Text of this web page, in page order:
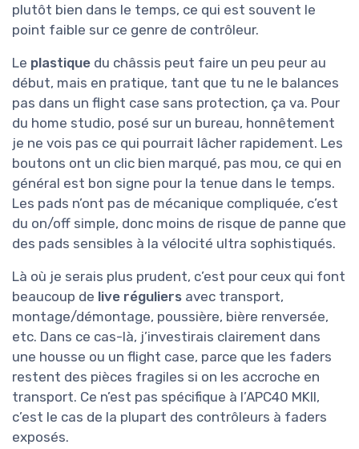
plutôt bien dans le temps, ce qui est souvent le
point faible sur ce genre de contrôleur.
Le plastique du châssis peut faire un peu peur au
début, mais en pratique, tant que tu ne le balances
pas dans un flight case sans protection, ça va. Pour
du home studio, posé sur un bureau, honnêtement
je ne vois pas ce qui pourrait lâcher rapidement. Les
boutons ont un clic bien marqué, pas mou, ce qui en
général est bon signe pour la tenue dans le temps.
Les pads n’ont pas de mécanique compliquée, c’est
du on/off simple, donc moins de risque de panne que
des pads sensibles à la vélocité ultra sophistiqués.
Là où je serais plus prudent, c’est pour ceux qui font
beaucoup de live réguliers avec transport,
montage/démontage, poussière, bière renversée,
etc. Dans ce cas-là, j’investirais clairement dans
une housse ou un flight case, parce que les faders
restent des pièces fragiles si on les accroche en
transport. Ce n’est pas spécifique à l’APC40 MKII,
c’est le cas de la plupart des contrôleurs à faders
exposés.